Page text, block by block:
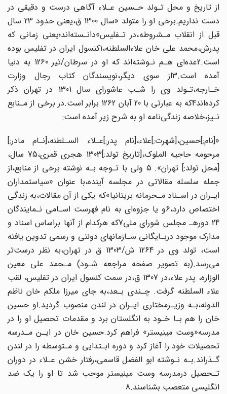
از‌ تاریخ و محل تـولد حـسین عـلاء آگاهی درست و دقیقی در
دست نداریم.برخی او را متولد‌ «سال‌ 1300 ق،یعنی حدود 23 سال
قبل از انقلاب مـشروطه،در تـفلیس»دانـسته‌اند‌؛یعنی‌‌ زمانی‌ که
پدرش،محمد علی خان علاءالسلطنه،1کنسول ایران در تفلیس بوده
است.2عده‌ای‌ هـم نـوشته‌اند‌ که‌ او‌ در سرطان/تیر 1260 به دنیا
آمده است.3از سوی دیگر،نویسندگان‌ کتاب‌‌ رجال وزارت
خـارجه،تـولد وی را شـب عاشورای سال 1301 در تهران ذکر
کرده‌اند4که به‌‌ عبارتی‌ با 20 آبان 1262 برابر است.در برخی از مـنابع
نـیز،خلاصه‌ زندگی‌نامه‌ او به شرح زیر آمده است:
«[نام‌:]حسین‌،[شهرت‌:]علاء،[نام پدر:]عـلاء السـلطنه،[نـام مادر‌:]
مرحومه‌‌ حاجیه الملوک،[تاریخ تولد:]1303 هجری قمری،75 سال،
[محل تولد:] تهران». 5 ولی‌‌ با‌ تـوجه بـه نوشته برخی از‌ منابع‌،از
جمله‌ سلسله‌ مقالاتی‌ در مجلسه آینده،با عنوان‌ «سیاستمداران‌
ایـران‌ در اسـناد مـحرمانه بریتانیا»که یکی از آن مقالات،به زندگی
اختصاص دارد،6و یا جزوه‌ای به نام‌ فهرست‌ اسـامی نـمایندگان
24‌ دورهـ‌ مجلس شورای‌ ملی‌7که هرکدام‌ از‌ آنها براساس اسناد و
مدارک موجود دربـایگانی سـازمانهای دولتی و رسمی تدوین یافته‌
است‌، تولد وی در 1264 ش/1303‌ ق در‌ تهران‌،به نظر درست‌تر‌
می‌رسد‌.(به تصویر صفحه مراجعه‌ شـود‌) مـحمد علی معین
الوزاره، پدر علاء،در 1307 ق،در سمت کنسول ایران در تفلیس‌، لقب‌
علاء السلطنه گرفت. چـندی بـعد،به‌ جای‌‌ میرزا ملکم‌ خان‌ ناظم‌
الدوله،بـه وزیـرمختاری‌ ایـران‌ در لندن منصوب گردید.او حسین
خان را هم بـا خـود به انگلستان برد و مقدمات‌ تحصیل‌‌ او را در
مدرسه«وست مینیستر‌» فراهم‌ کرد‌.حسین‌ خان‌ در ایـن مـدرسه‌
تحصیلات‌ خود را آغاز کرد و دوره ابـتدایی و مـتوسطه را در لندن
گـذراند.بـه نـوشته ابو الفضل قاسمی‌،رفتار خشن‌ عـلاء در دوران
تـحصیل درمدرسه وست مینیستر‌ موجب‌ شد‌ تا‌ او‌ را یک ضد
انگلیسی متعصب‌ بشناسند.8